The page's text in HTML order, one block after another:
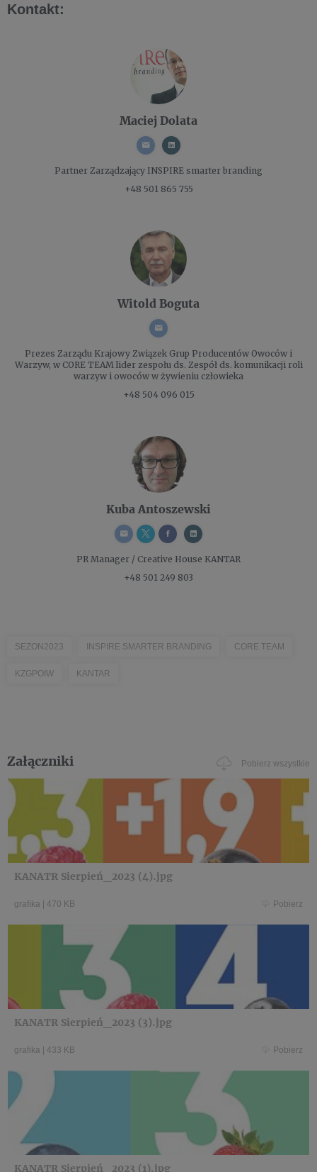
Kontakt:
Maciej Dolata
Partner Zarządzający INSPIRE smarter branding
+48 501 865 755
Witold Boguta
Prezes Zarządu Krajowy Związek Grup Producentów Owoców i
Warzyw, w CORE TEAM lider zespołu ds. Zespół ds. komunikacji roli
warzyw i owoców w żywieniu człowieka
+48 504 096 015
Kuba Antoszewski
PR Manager / Creative House KANTAR
+48 501 249 803
SEZON2023 INSPIRE SMARTER BRANDING CORE TEAM
KZGPOIW KANTAR
Załączniki Pobierz wszystkie
KANATR Sierpień_2023 (4).jpg
grafika | 470 KB Pobierz
KANATR Sierpień_2023 (3).jpg
grafika | 433 KB Pobierz
KANATR Sierpień_2023 (1).jpg